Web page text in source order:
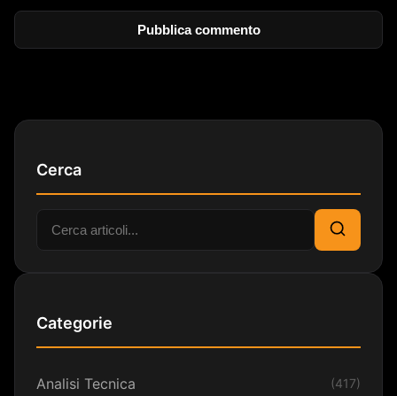
Cerca
Cerca:
Cerca
Categorie
Analisi Tecnica (417)